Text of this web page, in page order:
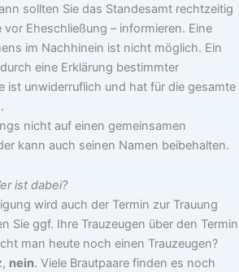
sollten Sie das Standesamt rechtzeitig
vor Eheschließung – informieren. Eine
im Nachhinein ist nicht möglich. Ein
eine Erklärung bestimmter
ist unwiderruflich und hat für die gesamte
nicht auf einen gemeinsamen
kann auch seinen Namen beibehalten.
ist dabei?
wird auch der Termin zur Trauung
Sie ggf. Ihre Trauzeugen über den Termin
man heute noch einen Trauzeugen?
nein. Viele Brautpaare finden es noch